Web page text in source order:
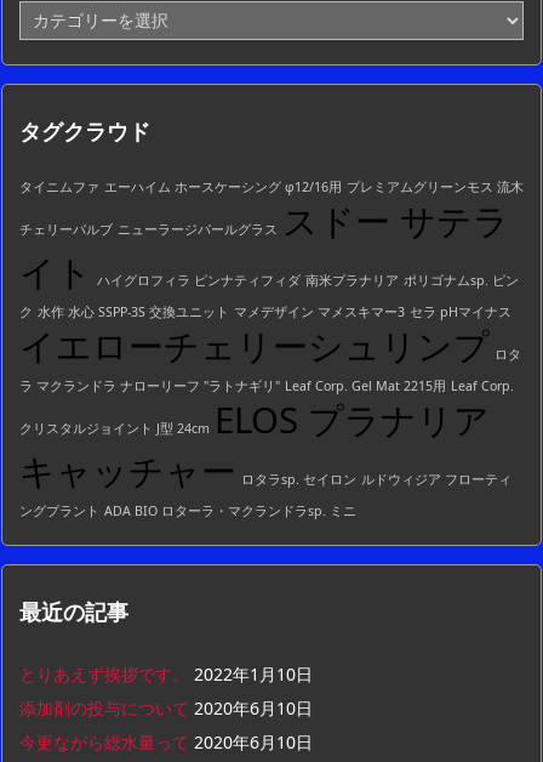
カ
テ
ゴ
リ
一
タグクラウド
タイニムファ エーハイム ホースケーシング φ12/16用 プレミアムグリーンモス 流木
チェリーバルブ ニューラージパールグラス スドー サテラ
イト
ハイグロフィラ ピンナティフィダ 南米プラナリア ポリゴナムsp. ピン
ク 水作 水心 SSPP-3S 交換ユニット マメデザイン マメスキマー3 セラ pHマイナス
イエローチェリーシュリンプ ロタ
ラ マクランドラ ナローリーフ "ラトナギリ" Leaf Corp. Gel Mat 2215用 Leaf Corp.
クリスタルジョイント J型 24cm ELOS プラナリア
キャッチャー
ロタラsp. セイロン ルドウィジア フローティ
ングプラント ADA BIO ロターラ・マクランドラsp. ミニ
最近の記事
とりあえず挨拶です。
2022年1月10日
添加剤の投与について 2020年6月10日
今更ながら総水量って 2020年6月10日